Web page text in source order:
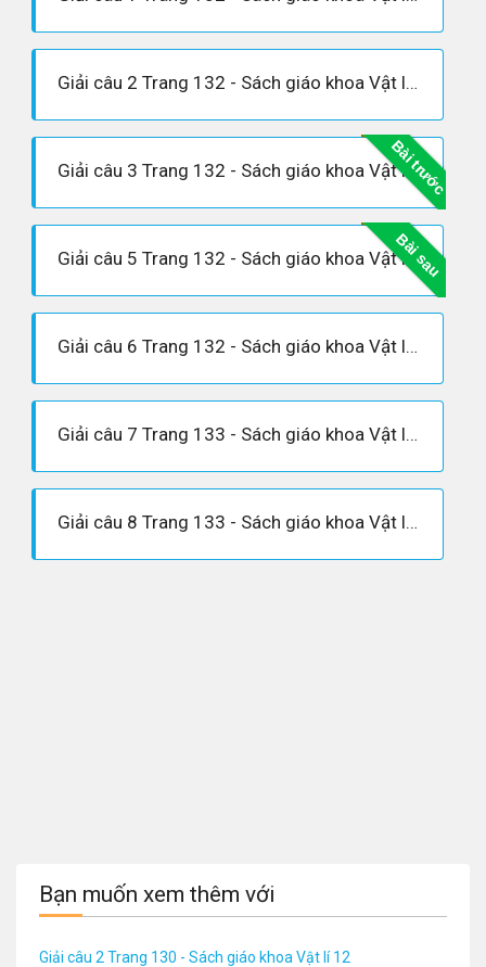
Giải câu 2 Trang 132 - Sách giáo khoa Vật lí 12
Bài trước
Giải câu 3 Trang 132 - Sách giáo khoa Vật lí 12
Bài sau
Giải câu 5 Trang 132 - Sách giáo khoa Vật lí 12
Giải câu 6 Trang 132 - Sách giáo khoa Vật lí 12
Giải câu 7 Trang 133 - Sách giáo khoa Vật lí 12
Giải câu 8 Trang 133 - Sách giáo khoa Vật lí 12
Bạn muốn xem thêm với
Giải câu 2 Trang 130 - Sách giáo khoa Vật lí 12